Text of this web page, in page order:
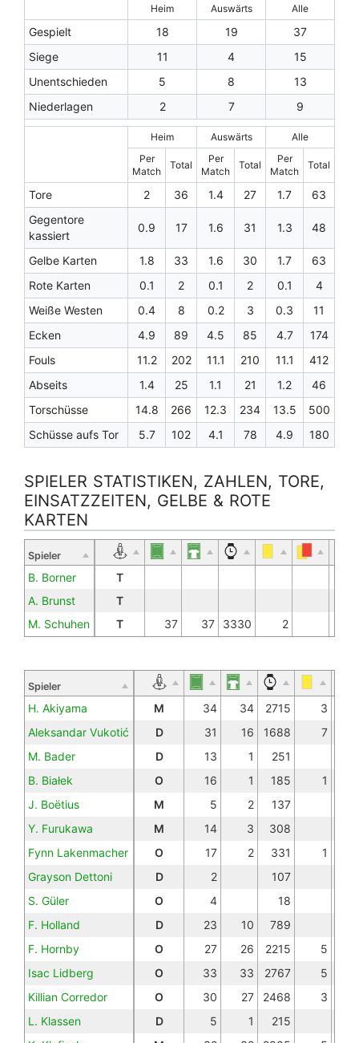
Heim Auswärts Alle
Gespielt 18 19
37
Siege
11 4
15
Unentschieden
5 8
13
Niederlagen
2 7 9
Heim Auswärts
Alle
Per
Match
Total
Per
Match
Total
Per
Match
Total
Tore 2 36 1.4 27 1.7
63
Gegentore
kassiert
0.9 17 1.6 31 1.3 48
Gelbe Karten 1.8 33 1.6 30 1.7
63
Rote Karten
0.1 2 0.1 2 0.1
4
Weiße Westen
0.4 8 0.2 3 0.3
11
Ecken
4.9 89 4.5 85 4.7
174
Fouls
11.2 202 11.1 210 11.1
412
Abseits
1.4 25 1.1 21 1.2
46
Torschüsse
14.8 266 12.3 234 13.5
500
Schüsse aufs Tor
5.7 102 4.1 78 4.9 180
SPIELER STATISTIKEN, ZAHLEN, TORE,
EINSATZZEITEN, GELBE & ROTE
KARTEN
Spieler
B. Borner
T
A. Brunst
T
M. Schuhen
T 37 37 3330 2
Spieler
H. Akiyama M 34 34 2715
3
Aleksandar Vukotić
D 31 16 1688
7
M. Bader
D 13 1
251
B. Białek
O 16 1 185
1
J. Boëtius
M 5 2
137
Y. Furukawa
M 14 3
308
Fynn Lakenmacher
O 17 2 331
1
Grayson Dettoni
D 2
107
S. Güler
O 4
18
F. Holland
D 23 10
789
F. Hornby
O 27 26 2215
5
Isac Lidberg
O 33 33 2767
5
Killian Corredor
O 30 27 2468
3
L. Klassen
D 5 1
215